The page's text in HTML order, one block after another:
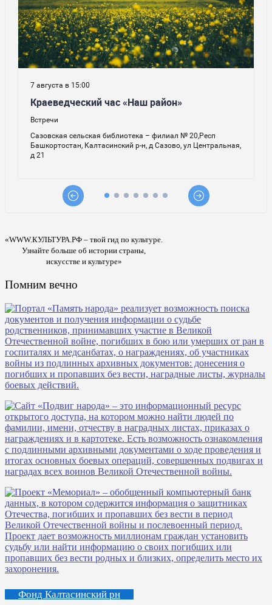
«WWW.КУЛЬТУРА.РФ – твой гид по культуре.
Узнайте больше об истории страны,
искусстве и культуре»
Помним вечно
Фонд Калтасинский рн